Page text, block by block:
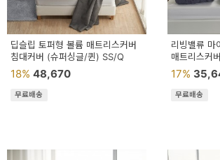
자
재/
용
품
침
딥슬립 토퍼형 볼륨 매트리스커버
침대커버 (슈퍼싱글/퀸) SS/Q
18% 48,670
무료배송
리빙밸류 마
매트리스커
침대커버 카
17%
무료배송